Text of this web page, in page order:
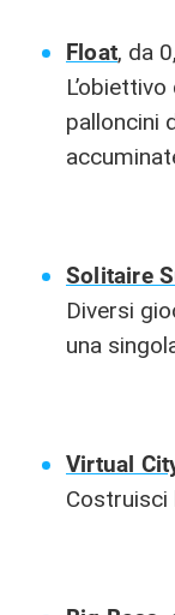
Float, da
palloncini
Solitaire
Diversi
una
Virtual
Costruisci